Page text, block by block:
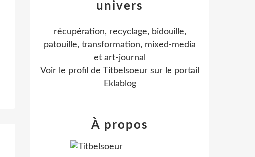
univers
récupération, recyclage, bidouille,
patouille, transformation, mixed-media
et art-journal
Voir le profil de Titbelsoeur sur le portail
Eklablog
À propos